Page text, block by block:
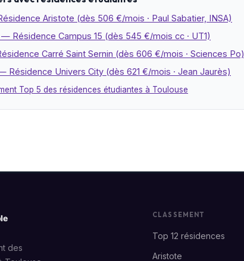
Aristote (dès 506 €/mois · Paul Sabatier, INSA)
Résidence Campus 15 (dès 545 €/mois cc · UT1)
Carré Saint Sernin (dès 606 €/mois · Sciences Po)
Résidence Univers City (dès 621 €/mois · Jean Jaurès)
Top 5 des résidences étudiantes à Toulouse
des
CLASSEMENT
Top 12 résidences
Aristote